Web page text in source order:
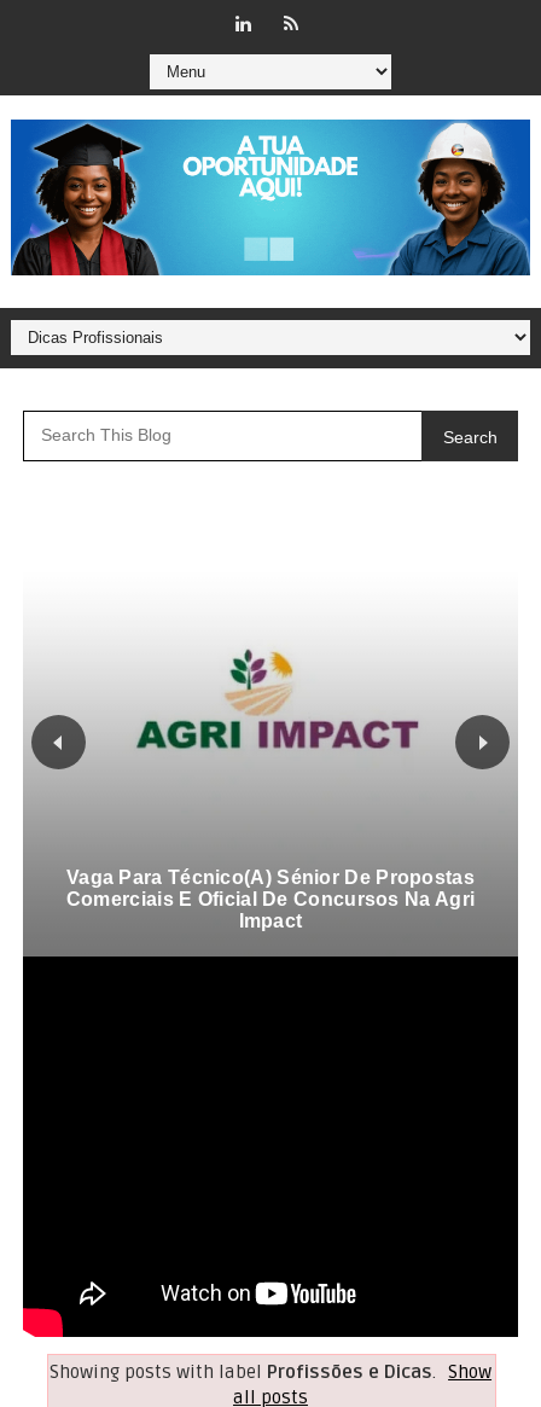
Search
Vaga Para Coordenador De Equipa Para A
Direcção De Serviço Ao Cliente Corporate No
Millenium Bim
Showing posts with label Profissões e Dicas. Show
all posts